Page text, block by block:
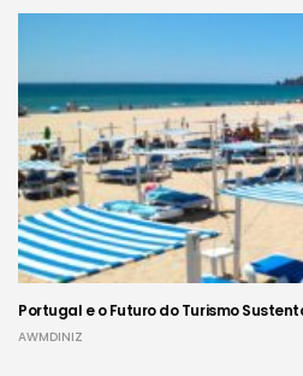
Portugal e o Futuro do Turismo
AWMDINIZ